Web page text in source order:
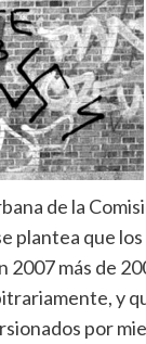
de la
plantea que
más de
y
por